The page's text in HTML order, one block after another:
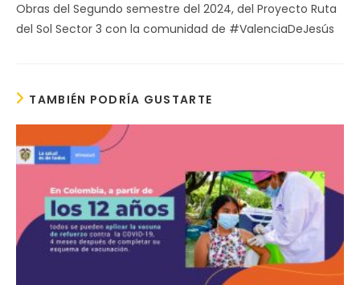
Obras del Segundo semestre del 2024, del Proyecto Ruta
del Sol Sector 3 con la comunidad de #ValenciaDeJesús
TAMBIÉN PODRÍA GUSTARTE